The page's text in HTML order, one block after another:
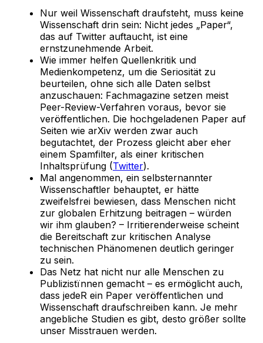
Nur weil Wissenschaft draufsteht, muss keine
Wissenschaft drin sein: Nicht jedes „Paper“,
das auf Twitter auftaucht, ist eine
ernstzunehmende Arbeit.
Wie immer helfen Quellenkritik und
Medienkompetenz, um die Seriosität zu
beurteilen, ohne sich alle Daten selbst
anzuschauen: Fachmagazine setzen meist
Peer-Review-Verfahren voraus, bevor sie
veröffentlichen. Die hochgeladenen Paper auf
Seiten wie arXiv werden zwar auch
begutachtet, der Prozess gleicht aber eher
einem Spamfilter, als einer kritischen
Inhaltsprüfung (Twitter).
Mal angenommen, ein selbsternannter
Wissenschaftler behauptet, er hätte
zweifelsfrei bewiesen, dass Menschen nicht
zur globalen Erhitzung beitragen – würden
wir ihm glauben? – Irritierenderweise scheint
die Bereitschaft zur kritischen Analyse
technischen Phänomenen deutlich geringer
zu sein.
Das Netz hat nicht nur alle Menschen zu
Publizistïnnen gemacht – es ermöglicht auch,
dass jedeR ein Paper veröffentlichen und
Wissenschaft draufschreiben kann. Je mehr
angebliche Studien es gibt, desto größer sollte
unser Misstrauen werden.